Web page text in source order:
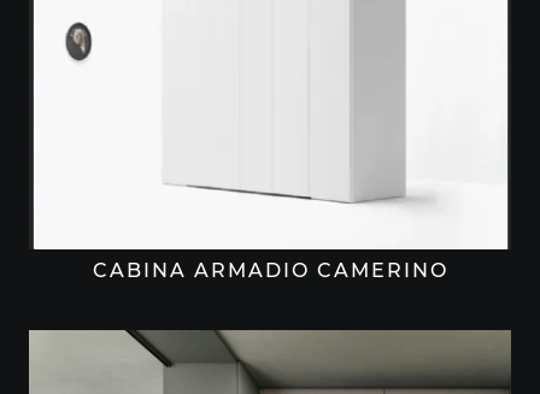
CABINA ARMADIO CAMERINO